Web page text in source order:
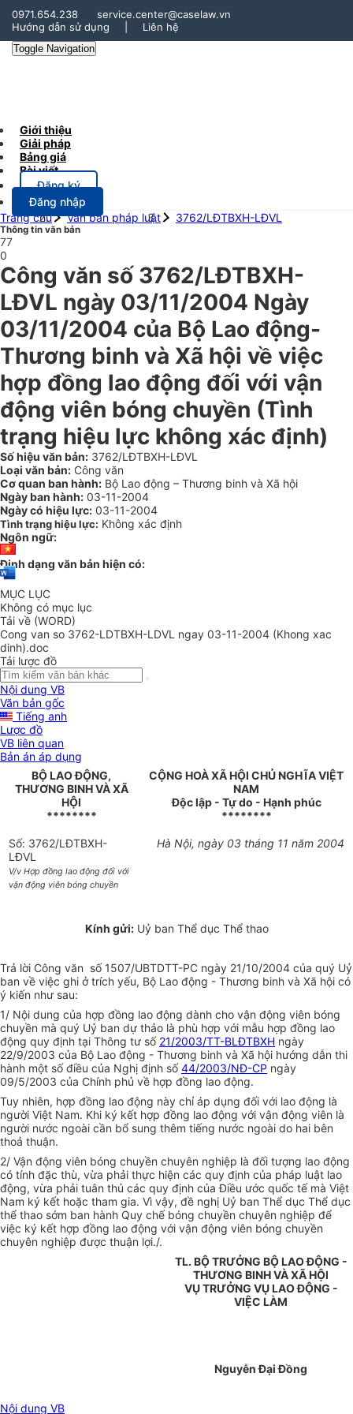
0971.654.238
service.center@caselaw.vn
Hướng dẫn sử dụng
Liên hệ
Toggle Navigation
Giới thiệu
Giải pháp
Bảng giá
Bài viết
Đăng ký
Đăng nhập
Trang chủ
Văn bản pháp luật 3762/LĐTBXH-LĐVL
Thông tin văn bản
77
0
Công văn số 3762/LĐTBXH-
LĐVL ngày 03/11/2004 Ngày
03/11/2004 của Bộ Lao động-
Thương binh và Xã hội về việc
hợp đồng lao động đối với vận
động viên bóng chuyền (Tình
trạng hiệu lực không xác định)
Số hiệu văn bản: 3762/LĐTBXH-LĐVL
Loại văn bản: Công văn
Cơ quan ban hành: Bộ Lao động – Thương binh và Xã hội
Ngày ban hành: 03-11-2004
Ngày có hiệu lực: 03-11-2004
Tình trạng hiệu lực: Không xác định
Ngôn ngữ:
Định dạng văn bản hiện có:
MỤC LỤC
Không có mục lục
Tải về (WORD)
Cong van so 3762-LDTBXH-LDVL ngay 03-11-2004 (Khong xac
dinh).doc
Tải lược đồ
Nội dung VB
Văn bản gốc
Tiếng anh
Lược đồ
VB liên quan
Bản án áp dụng
BỘ LAO ĐỘNG,
THƯƠNG BINH VÀ XÃ
HỘI
********
CỘNG HOÀ XÃ HỘI CHỦ NGHĨA VIỆT
NAM
Độc lập - Tự do - Hạnh phúc
********
Số: 3762/LĐTBXH-
LĐVL
V/v Hợp đồng lao động đối với
vận động viên bóng chuyền
Hà Nội, ngày 03 tháng 11 năm 2004
Kính gửi:Uỷ ban Thể dục Thể thao
Trả lời Công văn số 1507/UBTDTT-PC ngày 21/10/2004 của quý Uỷ
ban về việc ghi ở trích yếu, Bộ Lao động - Thương binh và Xã hội có
ý kiến như sau:
1/ Nội dung của hợp đồng lao động dành cho vận động viên bóng
chuyền mà quý Uỷ ban dự thảo là phù hợp với mẫu hợp đồng lao
động quy định tại Thông tư số 21/2003/TT-BLĐTBXH ngày
22/9/2003 của Bộ Lao động - Thương binh và Xã hội hướng dẫn thi
hành một số điều của Nghị định số44/2003/NĐ-CP ngày
09/5/2003 của Chính phủ về hợp đồng lao động.
Tuy nhiên, hợp đồng lao động này chỉ áp dụng đối với lao động là
người Việt Nam. Khi ký kết hợp đồng lao động với vận động viên là
người nước ngoài cần bổ sung thêm tiếng nước ngoài do hai bên
thoả thuận.
2/ Vận động viên bóng chuyền chuyên nghiệp là đối tượng lao động
có tính đặc thù, vừa phải thực hiện các quy định của pháp luật lao
động, vừa phải tuân thủ các quy định của Điều ước quốc tế mà Việt
Nam ký kết hoặc tham gia. Vì vậy, đề nghị Uỷ ban Thể dục Thể dục
thể thao sớm ban hành Quy chế bóng chuyền chuyên nghiệp để
việc ký kết hợp đồng lao động với vận động viên bóng chuyền
chuyên nghiệp được thuận lợi./.
TL. BỘ TRƯỞNG BỘ LAO ĐỘNG -
THƯƠNG BINH VÀ XÃ HỘI
VỤ TRƯỞNG VỤ LAO ĐỘNG -
VIỆC LÀM
Nguyễn Đại Đồng
Nội dung VB